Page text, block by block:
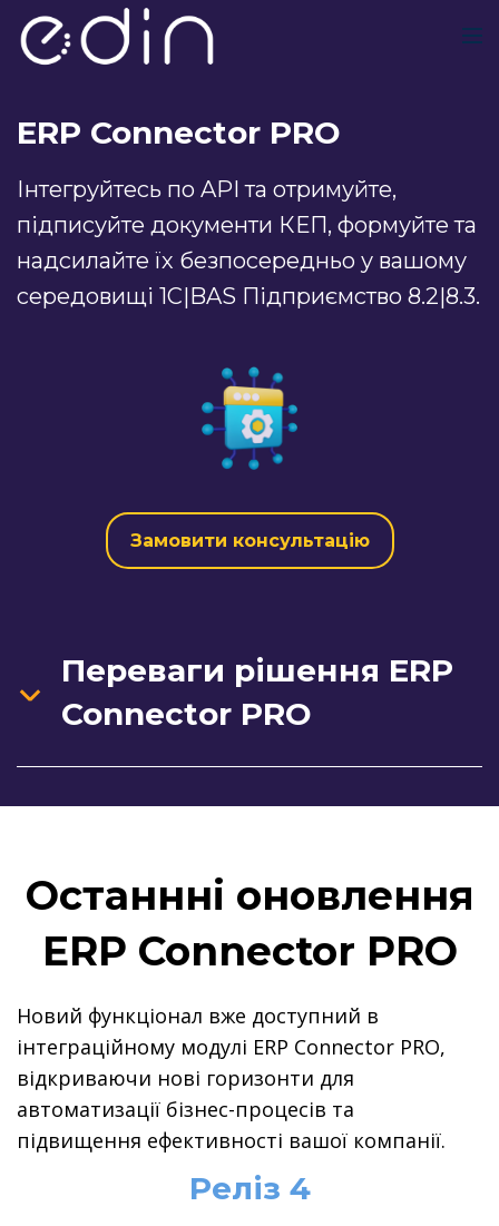
ERP Connector PRO
Інтегруйтесь по API та отримуйте,
підписуйте документи КЕП, формуйте та
надсилайте їх безпосередньо у вашому
середовищі 1С|BAS Підприємство 8.2|8.3.
Замовити консультацію
Переваги рішення ERP
Connector PRO
Останнні оновлення
ERP Connector PRO
Новий функціонал вже доступний в
інтеграційному модулі ERP Connector PRO,
відкриваючи нові горизонти для
автоматизації бізнес-процесів та
підвищення ефективності вашої компанії.
Реліз 4